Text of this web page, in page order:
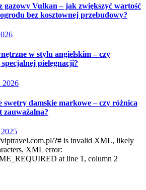
gazowy Vulkan – jak zwiększyć wartość
bez kosztownej przebudowy?
w stylu angielskim – czy
pielęgnacji?
2026
swetry damskie markowe – czy różnica
zauważalna?
?# is invalid XML, likely
XML error:
at line 1, column 2